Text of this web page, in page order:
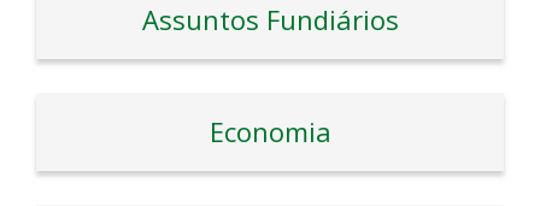
Assuntos Fundiários
Economia